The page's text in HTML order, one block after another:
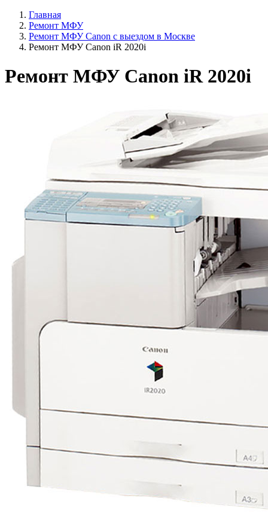
Главная
Ремонт МФУ
Ремонт МФУ Canon с выездом в Москве
Ремонт МФУ Canon iR 2020i
Ремонт МФУ Canon iR 2020i